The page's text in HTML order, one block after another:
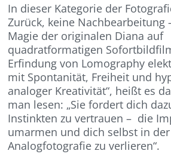
In dieser Kategorie der
Zurück, keine Nachbearbeitung
Magie der originalen Diana auf
quadratformatigen
Erfindung von Lomography
mit Spontanität, Freiheit und
analoger Kreativität“, heißt es
man lesen: „Sie fordert dich
Instinkten zu vertrauen – die
umarmen und dich selbst in
Analogfotografie zu verlieren“.